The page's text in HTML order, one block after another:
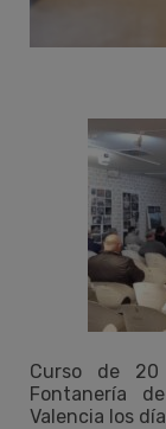
Curso de
Fontanería
Valencia los